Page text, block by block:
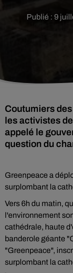
Publié : 9
Coutumiers
les activistes
appelé le
question du
Greenpeace a
surplombant la
Vers 6h du matin,
l'environnement
cathédrale, haute
banderole géante
"Greenpeace",
surplombant la